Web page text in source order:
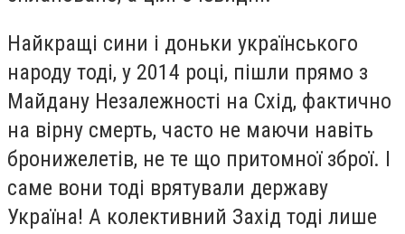
Найкращі сини і доньки українського
народу тоді, у 2014 році, пішли прямо з
Майдану Незалежності на Схід, фактично
на вірну смерть, часто не маючи навіть
бронижелетів, не те що притомної зброї. І
саме вони тоді врятували державу
Україна! А колективний Захід тоді лише